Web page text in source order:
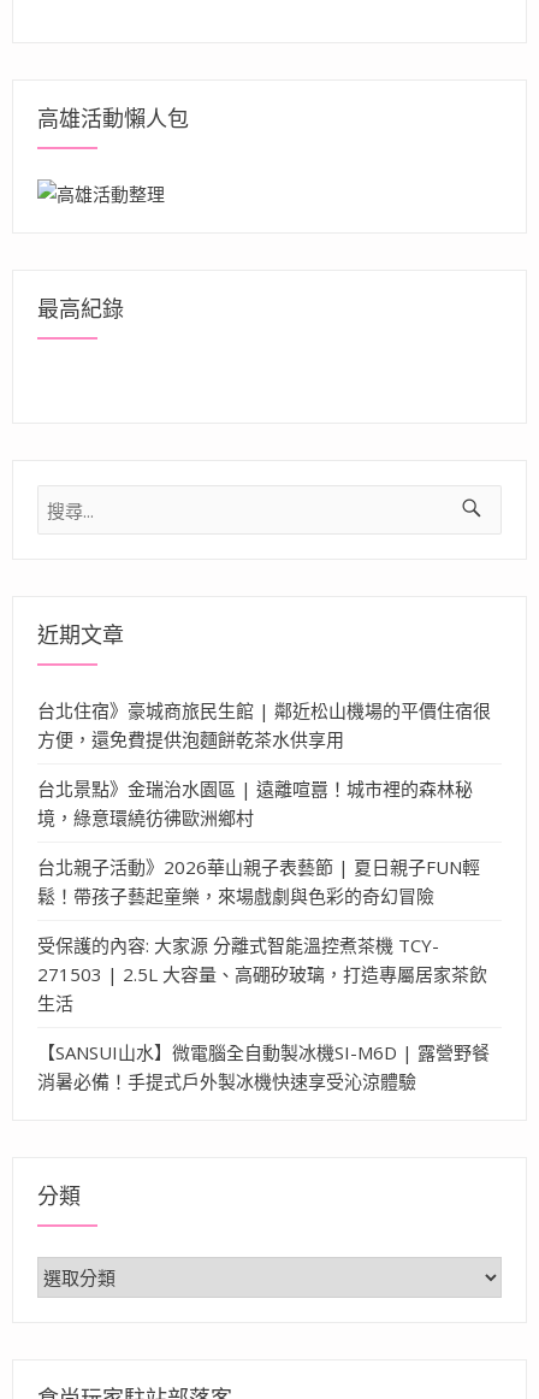
高雄活動懶人包
最高紀錄
搜
尋
近期文章
台北住宿》豪城商旅民生館 | 鄰近松山機場的平價住宿很
方便，還免費提供泡麵餅乾茶水供享用
台北景點》金瑞治水園區 | 遠離喧囂！城市裡的森林秘
境，綠意環繞彷彿歐洲鄉村
台北親子活動》2026華山親子表藝節 | 夏日親子FUN輕
鬆！帶孩子藝起童樂，來場戲劇與色彩的奇幻冒險
受保護的內容: 大家源 分離式智能溫控煮茶機 TCY-
271503 | 2.5L 大容量、高硼矽玻璃，打造專屬居家茶飲
生活
【SANSUI山水】微電腦全自動製冰機SI-M6D | 露營野餐
消暑必備！手提式戶外製冰機快速享受沁涼體驗
分類
分
類